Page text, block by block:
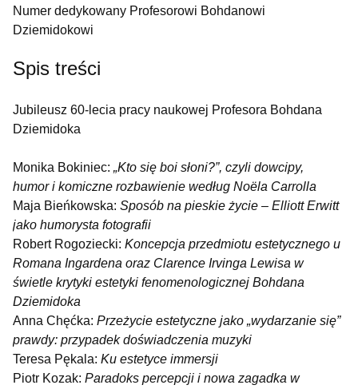
Numer dedykowany Profesorowi Bohdanowi
Dziemidokowi
Spis treści
Jubileusz 60-lecia pracy naukowej Profesora Bohdana
Dziemidoka
Monika Bokiniec: „Kto się boi słoni?”, czyli dowcipy,
humor i komiczne rozbawienie według Noëla Carrolla
Maja Bieńkowska: Sposób na pieskie życie – Elliott Erwitt
jako humorysta fotografii
Robert Rogoziecki: Koncepcja przedmiotu estetycznego u
Romana Ingardena oraz Clarence Irvinga Lewisa w
świetle krytyki estetyki fenomenologicznej Bohdana
Dziemidoka
Anna Chęćka: Przeżycie estetyczne jako „wydarzanie się”
prawdy: przypadek doświadczenia muzyki
Teresa Pękala: Ku estetyce immersji
Piotr Kozak: Paradoks percepcji i nowa zagadka w